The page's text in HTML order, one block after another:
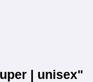
| unisex"